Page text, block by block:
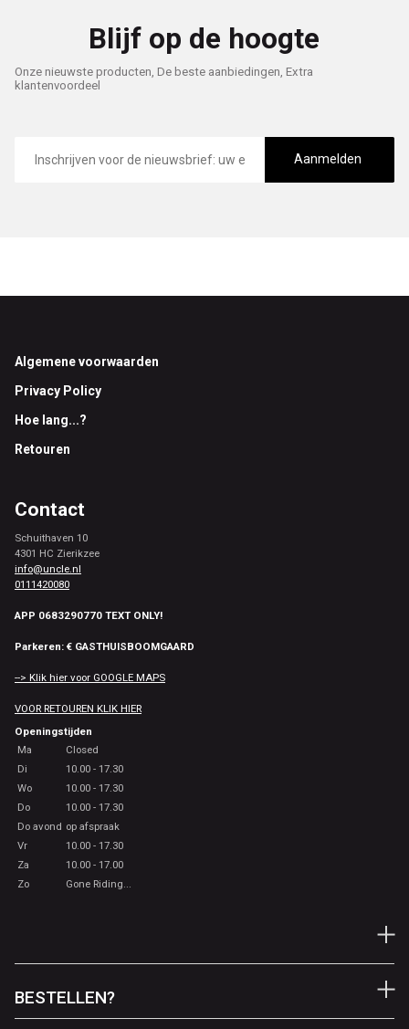
Blijf op de hoogte
Onze nieuwste producten, De beste aanbiedingen, Extra
klantenvoordeel
mailadres
Aanmelden
Footer
Algemene voorwaarden
Privacy Policy
Hoe lang...?
Retouren
Contact
Schuithaven 10
4301 HC Zierikzee
info@uncle.nl
0111420080
APP 0683290770 TEXT ONLY!
Parkeren: € GASTHUISBOOMGAARD
--> Klik hier voor GOOGLE MAPS
VOOR RETOUREN KLIK HIER
Openingstijden
Ma
Closed
Di
10.00 - 17.30
Wo
10.00 - 17.30
Do
10.00 - 17.30
Do avond op afspraak
Vr
10.00 - 17.30
Za
10.00 - 17.00
Zo
Gone Riding...
BESTELLEN?